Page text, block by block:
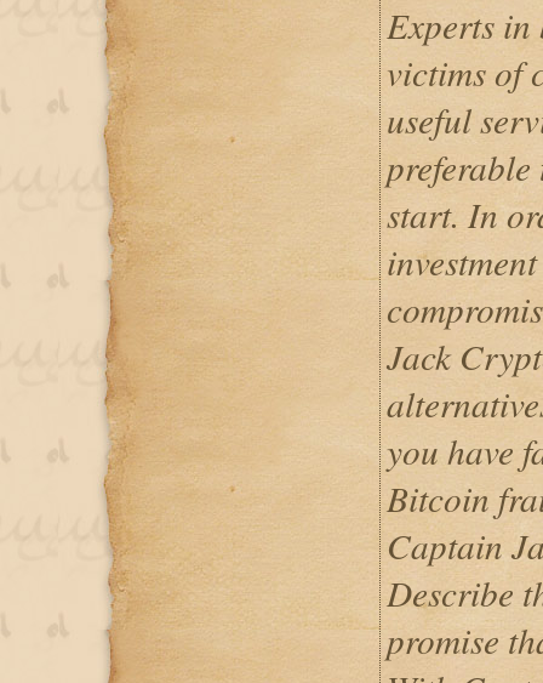
Experts
victims of
useful
preferable
start. In
Jack
you have
Bitcoin
Captain
Describe
promise